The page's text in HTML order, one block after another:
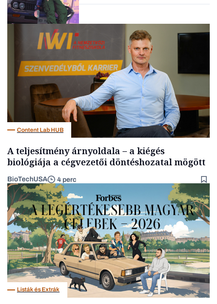
Content Lab HUB
A teljesítmény árnyoldala – a kiégés
biológiája a cégvezetői döntéshozatal mögött
BioTechUSA 4 perc
Listák és Extrák